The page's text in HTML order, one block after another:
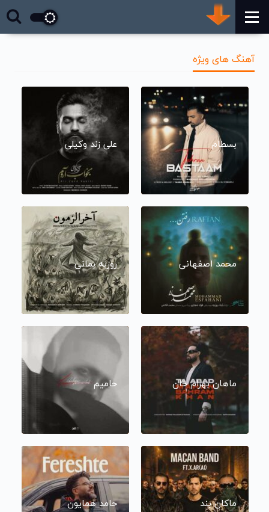
آهنگ های ویژه
بسطام علی زند وکیلی
محمد اصفهانی روزبه بمانی
ماهان بهرام خان حامیم
ماکان بند حامد همایون